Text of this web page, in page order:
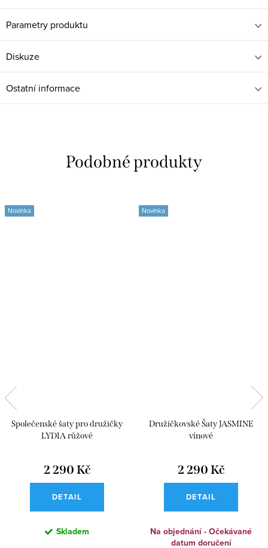
Parametry produktu
Diskuze
Ostatní informace
Novinka
Společenské šaty pro družičky
LYDIA růžové
2 290 Kč
DETAIL
Skladem
Novinka
Družičkovské Šaty JASMINE
vínové
2 290 Kč
DETAIL
Na objednání - Očekávané
datum doručení